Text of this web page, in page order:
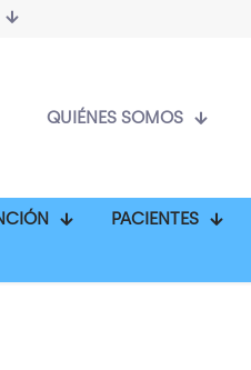
QUIÉNES SOMOS
PACIENTES